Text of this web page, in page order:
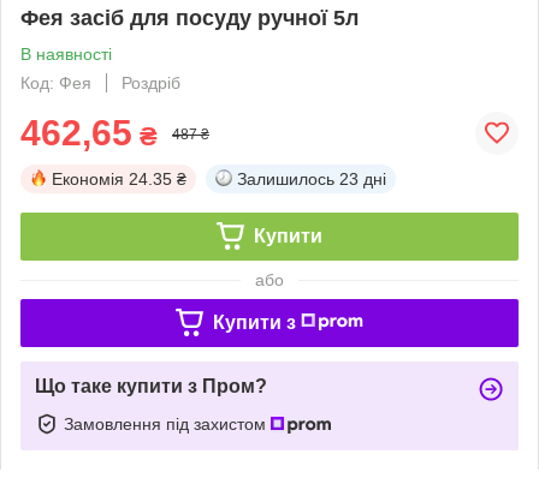
Фея засіб для посуду ручної 5л
В наявності
Код: Фея
Роздріб
462,65 ₴ 487 ₴
Економія 24.35 ₴ Залишилось 23 дні
Купити
або
Купити з
Що таке купити з Пром?
Замовлення під захистом